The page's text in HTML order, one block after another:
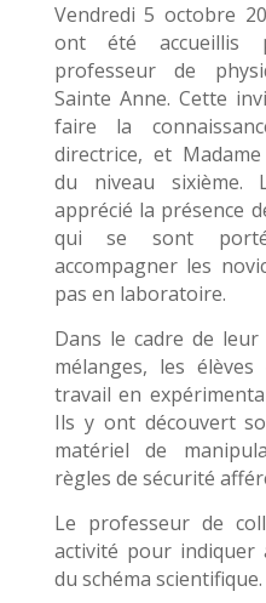
Vendredi 5 octobre
ont été accueillis
professeur de
Sainte Anne. Cette
faire la
directrice, et
du niveau sixième.
apprécié la présence
qui se sont
accompagner les
pas en laboratoire.
Dans le cadre de
mélanges, les
travail en
Ils y ont découvert
matériel de
règles de sécurité
Le professeur de
activité pour indiquer
du schéma scientifique.